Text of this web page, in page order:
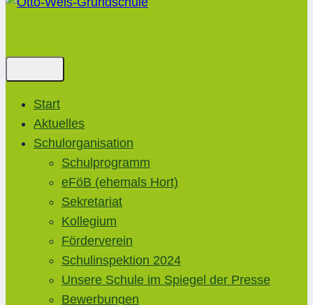
Start
Aktuelles
Schulorganisation
Schulprogramm
eFöB (ehemals Hort)
Sekretariat
Kollegium
Förderverein
Schulinspektion 2024
Unsere Schule im Spiegel der Presse
Bewerbungen